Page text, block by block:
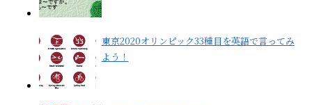
東京2020オリンピック33種目を英語で言ってみ
よう！